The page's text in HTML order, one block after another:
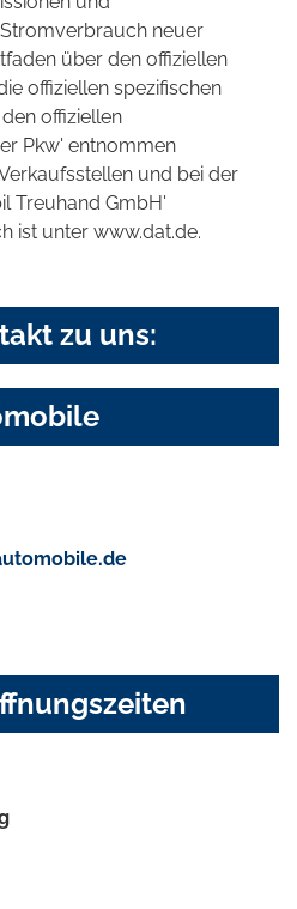
neuer
über den offiziellen
offiziellen spezifischen
offiziellen
Pkw' entnommen
und bei der
Treuhand GmbH'
ist unter www.dat.de.
zu uns: